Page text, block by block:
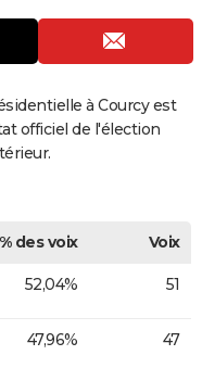
à Courcy est
officiel de l'élection
% des voix
Voix
52,04% 51
47,96% 47